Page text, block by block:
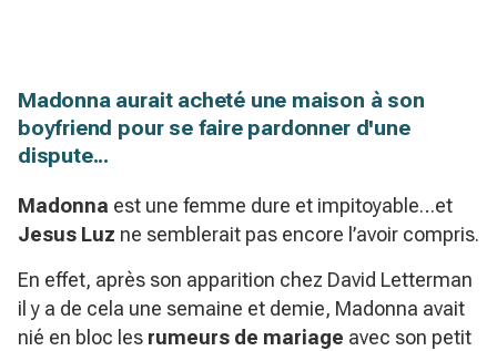
Madonna aurait acheté une maison à son
boyfriend pour se faire pardonner d'une
dispute...
Madonna est une femme dure et impitoyable…et
Jesus Luz ne semblerait pas encore l’avoir compris.
En effet, après son apparition chez David Letterman
il y a de cela une semaine et demie, Madonna avait
nié en bloc les rumeurs de mariage avec son petit